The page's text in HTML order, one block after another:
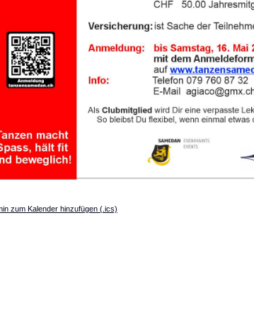
zum Kalender hinzufügen (.ics)